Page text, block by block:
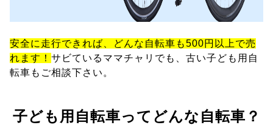
安全に走行できれば、どんな自転車も500円以上で売
れます！ サビているママチャリでも、古い子ども用自
転車もご相談下さい。
子ども用自転車ってどんな自転車？